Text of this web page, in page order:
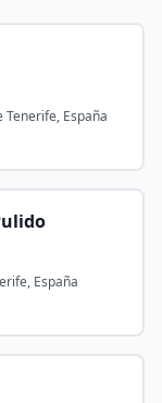
Tenerife, España
España